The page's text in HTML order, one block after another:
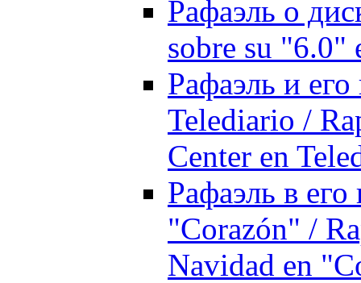
Рафаэль о
sobre su "6.0"
Рафаэль и
Telediario /
Center en
Рафаэль в
"Corazón" /
Navidad en